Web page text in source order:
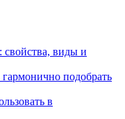
свойства, виды и
подобрать
в